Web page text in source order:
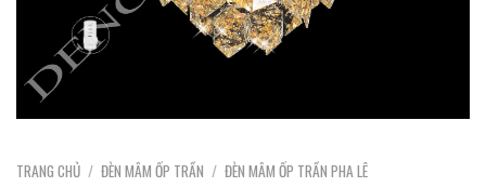
TRANG CHỦ / ĐÈN MÂM ỐP TRẦN / ĐÈN MÂM ỐP TRẦN PHA LÊ